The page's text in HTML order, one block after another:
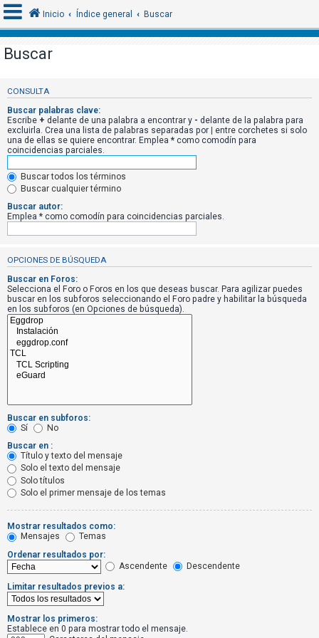
d
e
n
t
i
f
i
c
s
e
R
e
g
t
r
a
r
s
e
T
e
m
a
s
s
Inicio Índice general Buscar
Buscar
CONSULTA
Buscar palabras clave:
Escribe + delante de una palabra a encontrar y - delante de la palabra para
excluirla. Crea una lista de palabras separadas por | entre corchetes si solo
una de ellas se quiere encontrar. Emplea * como comodín para
coincidencias parciales.
Buscar todos los términos
Buscar cualquier término
Buscar autor:
Emplea * como comodín para coincidencias parciales.
OPCIONES DE BÚSQUEDA
Buscar en Foros:
Selecciona el Foro o Foros en los que deseas buscar. Para agilizar puedes
buscar en los subforos seleccionando el Foro padre y habilitar la búsqueda
en los subforos (en Opciones de búsqueda).
Buscar en subforos:
Sí
No
Buscar en :
Título y texto del mensaje
Solo el texto del mensaje
Solo títulos
Solo el primer mensaje de los temas
Mostrar resultados como:
Mensajes
Temas
Ordenar resultados por:
Ascendente
Descendente
Limitar resultados previos a:
Mostrar los primeros:
Establece en 0 para mostrar todo el mensaje.